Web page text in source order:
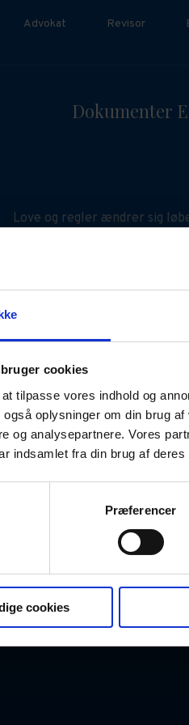
cookies
tilpasse vores indhold og
oplysninger om din brug
og analysepartnere. Vores
indsamlet fra din brug af deres
Præferencer
cookies
Advokat Revisor
Dokumenter
Love og regler ændrer sig
Opret gratis profil
Vælg abonnement
Bliv partner
Egne templates